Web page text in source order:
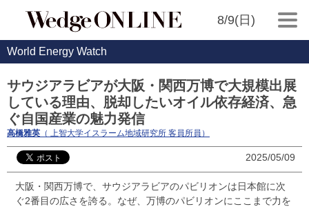
8/9(日)
World Energy Watch
サウジアラビアが大阪・関西万博で大規模出展
している理由、脱却したいオイル依存経済、急
ぐ自国産業の魅力発信
高橋雅英 （ 上智大学イスラーム地域研究所 客員所員）
2025/05/09
大阪・関西万博で、サウジアラビアのパビリオンは日本館に次
ぐ2番目の広さを誇る。なぜ、万博のパビリオンにここまで力を